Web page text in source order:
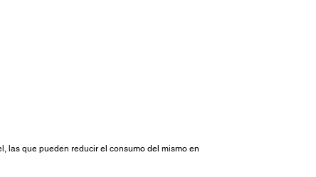
las que pueden reducir el consumo del mismo en